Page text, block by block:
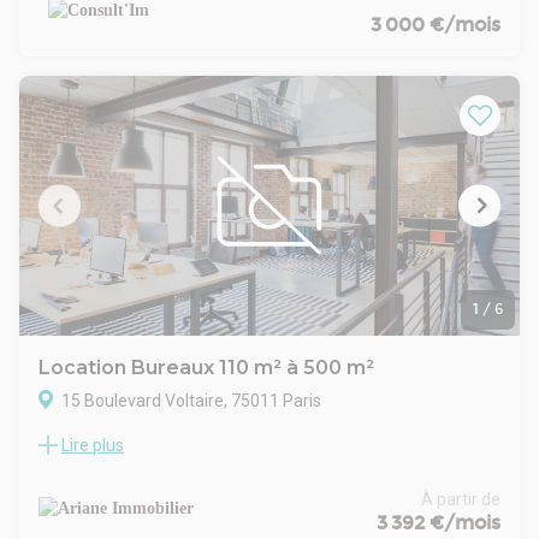
CARACTERISTIQUES DE L'OFFRE
Un sanitaire avec lave mains.
Câblage informatique.
Parquet.
Calmes et lumineux.
Pas de perte d'espace.
CONDITIONS FINANCIERES
Bail : 3/6/9 ans.
loyer mensuel : 3 000,00 € HT HC
Disponible : Immédiate
3 000 €/mois
1 / 6
Location Bureaux 110 m² à 500 m²
15 Boulevard Voltaire, 75011 Paris
Au pied du métro république dans le 11ème arrondissement,
lumineuses et très bien agencées. Les bureaux sont rénovés
par le bailleur.
Lire plus
À partir de
3 392 €/mois